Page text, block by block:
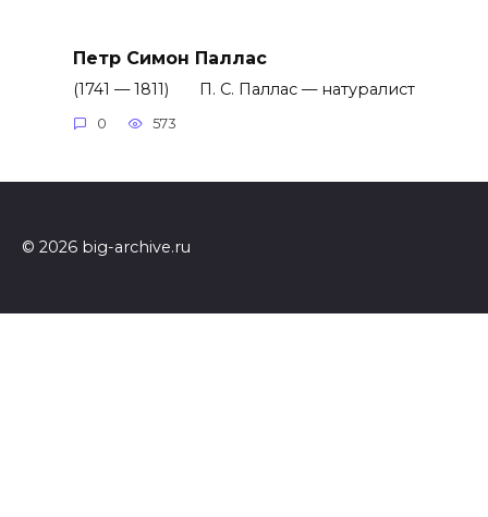
Петр Симон Паллас
(1741 — 1811) П. С. Паллас — натуралист
0 573
© 2026 big-archive.ru